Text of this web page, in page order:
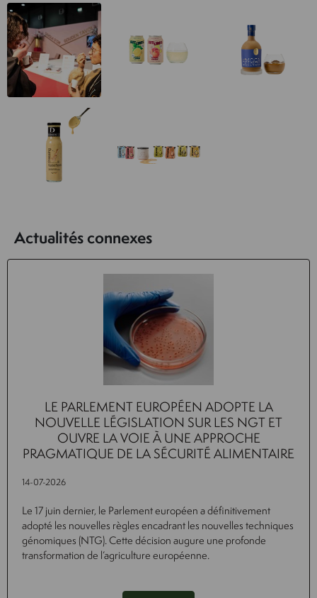
Actualités connexes
LE PARLEMENT EUROPÉEN ADOPTE LA
NOUVELLE LÉGISLATION SUR LES NGT ET
OUVRE LA VOIE À UNE APPROCHE
PRAGMATIQUE DE LA SÉCURITÉ ALIMENTAIRE
14-07-2026
Le 17 juin dernier, le Parlement européen a définitivement
adopté les nouvelles règles encadrant les nouvelles techniques
génomiques (NTG). Cette décision augure une profonde
transformation de l’agriculture européenne.